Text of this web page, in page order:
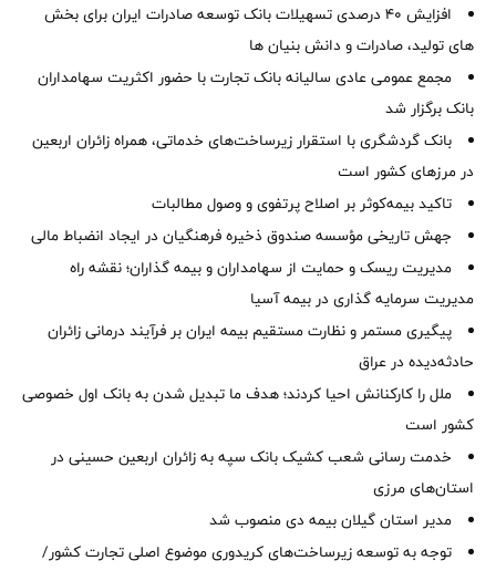
افزایش 40 درصدی تسهیلات بانک توسعه صادرات ایران برای بخش
های تولید، صادرات و دانش بنیان ها
مجمع عمومی عادی سالیانه بانک تجارت با حضور اکثریت سهامداران
بانک برگزار شد
بانک گردشگری با استقرار زیرساخت‌های خدماتی، همراه زائران اربعین
در مرزهای کشور است
تاکید بیمه‌کوثر بر اصلاح پرتفوی و وصول مطالبات ‌
جهش تاریخی مؤسسه صندوق ذخیره فرهنگیان در ایجاد انضباط مالی
مدیریت ریسک و حمایت از سهامداران و بیمه گذاران؛ نقشه راه
مدیریت سرمایه گذاری در بیمه آسیا
پیگیری مستمر و نظارت مستقیم بیمه ایران بر فرآیند درمانی زائران
حادثه‌دیده در عراق
ملل را کارکنانش احیا کردند؛ هدف ما تبدیل شدن به بانک اول خصوصی
کشور است
خدمت رسانی شعب کشیک بانک سپه به زائران اربعین حسینی در
استان‌‌های مرزی
‌مدیر استان گیلان بیمه دی منصوب شد
توجه به توسعه زیرساخت‌های کریدوری موضوع اصلی تجارت کشور/